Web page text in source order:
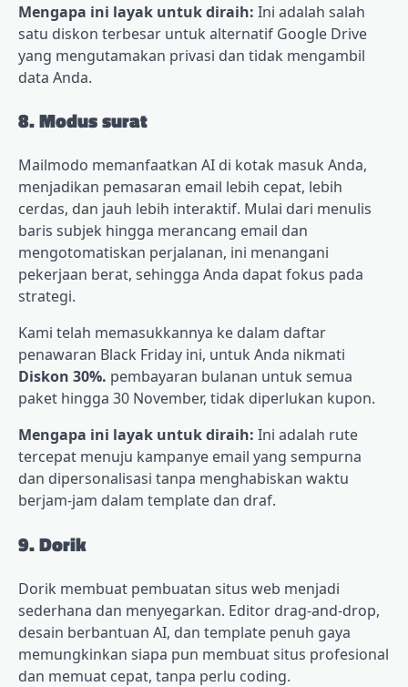
Mengapa ini layak untuk diraih: Ini adalah salah
satu diskon terbesar untuk alternatif Google Drive
yang mengutamakan privasi dan tidak mengambil
data Anda.
8. Modus surat
Mailmodo memanfaatkan AI di kotak masuk Anda,
menjadikan pemasaran email lebih cepat, lebih
cerdas, dan jauh lebih interaktif. Mulai dari menulis
baris subjek hingga merancang email dan
mengotomatiskan perjalanan, ini menangani
pekerjaan berat, sehingga Anda dapat fokus pada
strategi.
Kami telah memasukkannya ke dalam daftar
penawaran Black Friday ini, untuk Anda nikmati
Diskon 30%. pembayaran bulanan untuk semua
paket hingga 30 November, tidak diperlukan kupon.
Mengapa ini layak untuk diraih: Ini adalah rute
tercepat menuju kampanye email yang sempurna
dan dipersonalisasi tanpa menghabiskan waktu
berjam-jam dalam template dan draf.
9. Dorik
Dorik membuat pembuatan situs web menjadi
sederhana dan menyegarkan. Editor drag-and-drop,
desain berbantuan AI, dan template penuh gaya
memungkinkan siapa pun membuat situs profesional
dan memuat cepat, tanpa perlu coding.